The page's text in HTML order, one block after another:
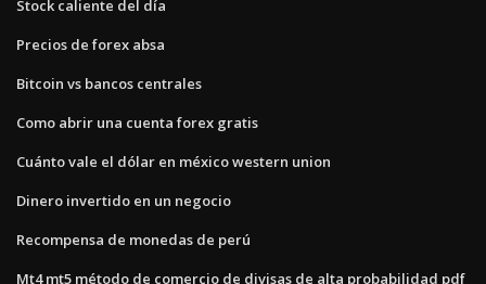
Stock caliente del día
Precios de forex absa
Bitcoin vs bancos centrales
Como abrir una cuenta forex gratis
Cuánto vale el dólar en méxico western union
Dinero invertido en un negocio
Recompensa de monedas de perú
Mt4 mt5 método de comercio de divisas de alta probabilidad pdf